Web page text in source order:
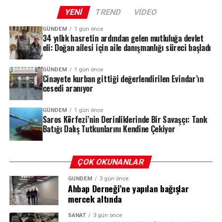
Carrefour Bağımsız Yapısını Koruyacak
Kararın bir diğer önemli ayağı ise Carrefour’un kurumsal
faaliyetlerini ayrı organizasyon yapılarıyla sürdürecek.
Bu sayede Carrefour’un bağımsız kurumsal yapısı
korunmaya devam edecek. Bu durum, markaların mevcut
tedarik zincirleri, ticari ilişkileri ve müşteri
portföylerinde köklü değişiklikler yaşanmadan yoluna
REKLAM
YENI TREND VIDEO
GÜNDEM 1 gün önce
34 yıllık hasretin ardından gelen mutluluğa devlet
eli: Doğan ailesi için aile danışmanlığı süreci başladı
GÜNDEM 1 gün önce
Cinayete kurban gittiği değerlendirilen Evindar’ın
cesedi aranıyor
GÜNDEM 1 gün önce
Saros Körfezi’nin Derinliklerinde Bir Savaşçı: Tank
Batığı Dalış Tutkunlarını Kendine Çekiyor
ÇOK OKUNANLAR
GÜNDEM 3 gün önce
Ahbap Derneği’ne yapılan bağışlar
mercek altında
SANAT 3 gün önce